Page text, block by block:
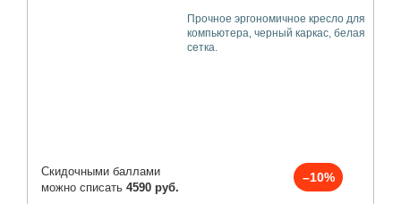
Прочное эргономичное кресло для
компьютера, черный каркас, белая
сетка.
Скидочными баллами
можно списать 4590 руб.
–10%